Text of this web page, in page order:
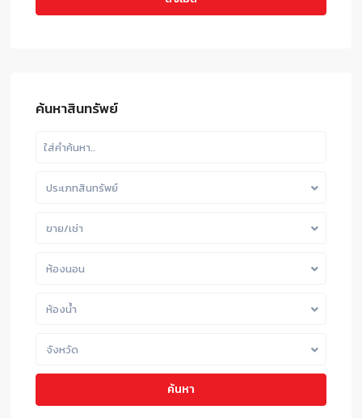
ค้นหาสินทรัพย์
ประเภทสินทรัพย์
ขาย/เช่า
ห้องนอน
ห้องน้ำ
จังหวัด
ค้นหา